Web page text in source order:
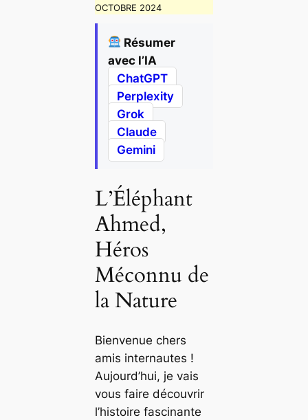
OCTOBRE 2024
Résumer
avec l’IA
ChatGPT
Perplexity
Grok
Claude
Gemini
L’Éléphant
Ahmed,
Héros
Méconnu de
la Nature
Bienvenue chers
amis internautes !
Aujourd’hui, je vais
vous faire découvrir
l’histoire fascinante